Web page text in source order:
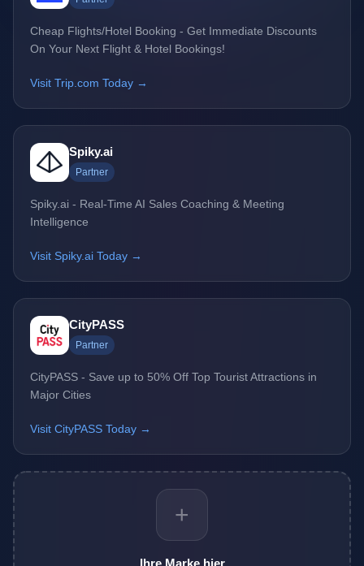
Cheap Flights/Hotel Booking - Get Immediate Discounts
On Your Next Flight & Hotel Bookings!
Visit Trip.com Today →
Spiky.ai
Partner
Spiky.ai - Real-Time AI Sales Coaching & Meeting
Intelligence
Visit Spiky.ai Today →
CityPASS
Partner
CityPASS - Save up to 50% Off Top Tourist Attractions in
Major Cities
Visit CityPASS Today →
+